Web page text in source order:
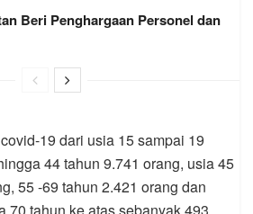
Beri Penghargaan Personel dan
19 dari usia 15 sampai 19
44 tahun 9.741 orang, usia 45
55 -69 tahun 2.421 orang dan
70 tahun ke atas sebanyak 493